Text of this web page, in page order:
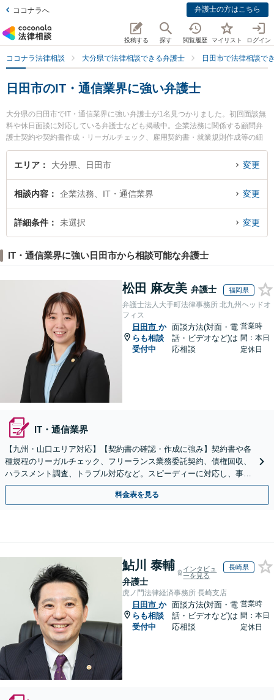
ココナラへ 弁護士の方はこちら
投稿する 探す 閲覧履歴 マイリスト ログイン
ココナラ法律相談 大分県で法律相談できる弁護士 日田市で法律相談で
日田市のIT・通信業界に強い弁護士
大分県の日田市でIT・通信業界に強い弁護士が1名見つかりました。初回面談無
料や休日面談に対応している弁護士なども掲載中。企業法務に関係する顧問弁
護士契約や契約書作成・リーガルチェック、雇用契約書・就業規則作成等の細
かな分野での絞り込み検索もでき便利です。特に弁護士法人おおいた市民総合
法律事務所 日田事務所の柿木 大弁護士のプロフィール情報や弁護士費用、強み
豊富な近くの弁護士を検索したい』『初回相談無料でIT・通信業界を法律相談
できる日田市内の弁護士に相談予約したい』などでお困りの相談者さんにおす
すめです。
エリア 大分県、日田市 変更
相談内容 企業法務、IT・通信業界 変更
詳細条件 未選択 変更
IT・通信業界に強い日田市から相談可能な弁護士
松田 麻友美 弁護士 福岡県
弁護士法人大手町法律事務所 北九州ヘッドオ
フィス
日田市 か
らも相談
受付中
面談方法(対面・電
話・ビデオなど)は
応相談
営業時
間：本日
定休日
IT・通信業界
【九州・山口エリア対応】【契約書の確認・作成に強み】契約書や各
種規程のリーガルチェック、フリーランス業務委託契約、債権回収、
ハラスメント調査、トラブル対応など。スピーディーに対応し、事業
成長を法的側面よりしっかりとサポート【駐車場あり】
料金表を見る
鮎川 泰輔
弁護士
インタビュ
ーを見る
長崎県
虎ノ門法律経済事務所 長崎支店
日田市 か
らも相談
受付中
面談方法(対面・電
話・ビデオなど)は
応相談
営業時
間：本日
定休日